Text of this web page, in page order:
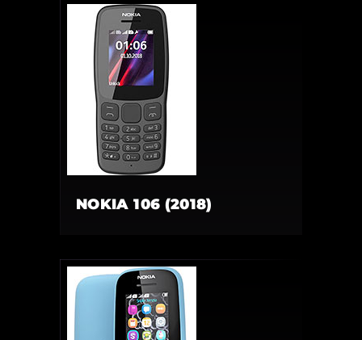
NOKIA 106 (2018)